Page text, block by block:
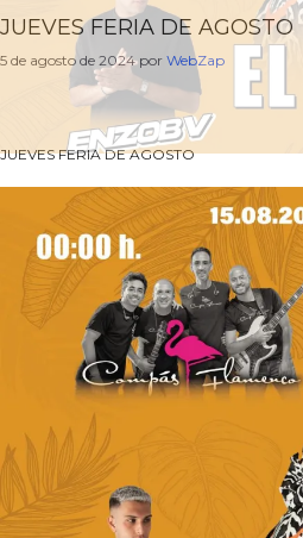
JUEVES FERIA DE AGOSTO
5 de agosto de 2024 por WebZap
JUEVES FERIA DE AGOSTO